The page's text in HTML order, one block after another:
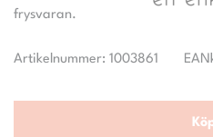
Artikelnummer: 1003861